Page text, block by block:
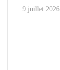
9 juillet 2026